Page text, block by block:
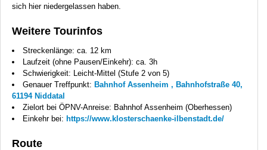
sich hier niedergelassen haben.
Weitere Tourinfos
Streckenlänge: ca. 12 km
Laufzeit (ohne Pausen/Einkehr): ca. 3h
Schwierigkeit: Leicht-Mittel (Stufe 2 von 5)
Genauer Treffpunkt: Bahnhof Assenheim , Bahnhofstraße 40,
61194 Niddatal
Zielort bei ÖPNV-Anreise: Bahnhof Assenheim (Oberhessen)
Einkehr bei: https://www.klosterschaenke-ilbenstadt.de/
Route